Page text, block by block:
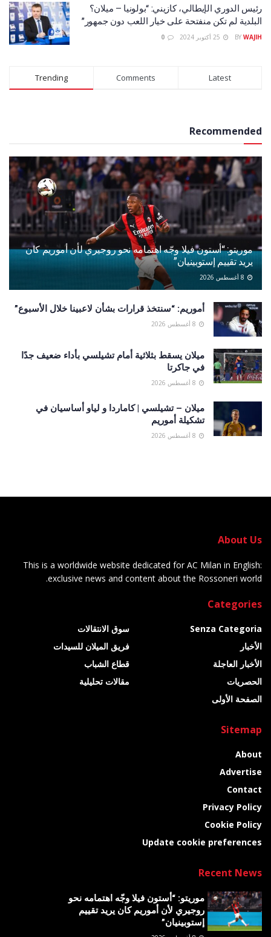
رئيس الدوري الإيطالي، كازيني: “بولونيا – ميلان؟
البلدية لم تكن منفتحة على خيار اللعب دون جمهور”
BY WAJIH
Trending Comments Latest
Recommended
موريتو: “أستون فيلا وجّه اهتمامه نحو روجيري لأن أموريم كان
يريد تقييم إستوبينيان”
أموريم: “سنتخذ قرارات بشأن لاعبينا خلال الأسبوع”
ميلان يسقط بثلاثية أمام تشيلسي بأداء ضعيف جدًا
في جاكرتا
ميلان – تشيلسي | كاماردا و لياو أساسيان في
تشكيلة أموريم
About Us
This is a worldwide website dedicated for AC Milan in English:
exclusive news and content about the Rossoneri world.
Categories
Senza Categoria
الأخبار
الأخبار العاجلة
الحصريات
الصفحة الأولى
سوق الانتقالات
فريق الميلان للسيدات
قطاع الشباب
مقالات تحليلية
Sitemap
About
Advertise
Contact
Privacy Policy
Cookie Policy
Update cookie preferences
Recent News
موريتو: “أستون فيلا وجّه اهتمامه نحو
روجيري لأن أموريم كان يريد تقييم
إستوبينيان”